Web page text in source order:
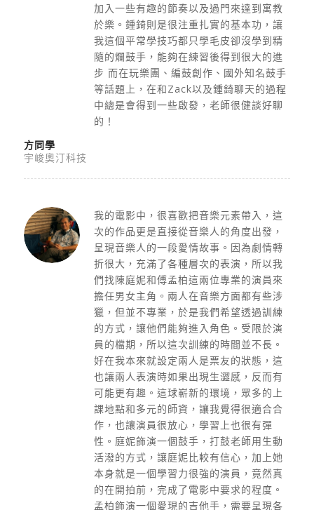
加入一些有趣的節奏以及過門來達到寓教
於樂。鍾錡則是很注重扎實的基本功，讓
我這個平常學技巧都只學毛皮卻沒學到精
隨的爛鼓手，能夠在練習後得到很大的進
步 而在玩樂團、編鼓創作、國外知名鼓手
等話題上，在和Zack以及鍾錡聊天的過程
中總是會得到一些啟發，老師很健談好聊
的！
方同學
宇峻奧汀科技
我的電影中，很喜歡把音樂元素帶入， 這
次的作品更是直接從音樂人的角度出發，
呈現音樂人的一段愛情故事。因為劇情轉
折很大， 充滿了各種層次的表演， 所以我
們找陳庭妮和傅孟柏這兩位專業的演員來
擔任男女主角。 兩人在音樂方面都有些涉
獵，但並不專業， 於是我們希望透過訓練
的方式，讓他們能夠進入角色。受限於演
員的檔期，所以這次訓練的時間並不長。
好在我本來就設定兩人是票友的狀態， 這
也讓兩人表演時如果出現生澀感，反而有
可能更有趣。 這球嶄新的環境，眾多的上
課地點和多元的師資， 讓我覺得很適合合
作，也讓演員很放心，學習上也很有彈
性。庭妮飾演一個鼓手，打鼓老師用生動
活潑的方式， 讓庭妮比較有信心，加上她
本身就是一個學習力很強的演員， 竟然真
的在開拍前，完成了電影中要求的程度。
孟柏飾演一個愛現的吉他手，需要呈現各